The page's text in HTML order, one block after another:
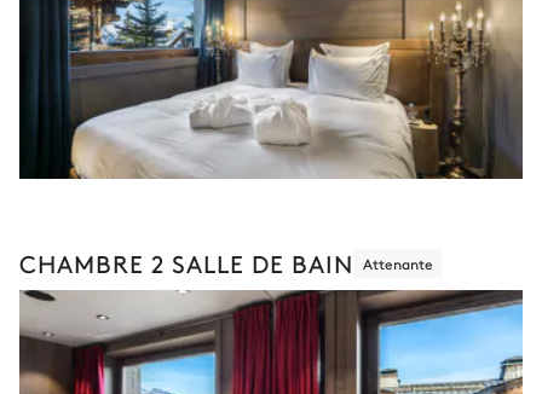
CHAMBRE 2 SALLE DE BAIN Attenante